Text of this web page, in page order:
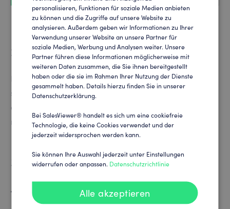
2. Positionierung des Trackingcodes
Die Platzierung des Trackingcodes direkt vor dem
schließenden </body>-Tag ist eine bewährte Praxis, da
es sicherstellt, dass der Code erst geladen wird,
nachdem der gesamte Inhalt der Seite geladen wurde.
3. Überprüfung der
Funktionsfähigkeit des
Trackingcodes
GERMAN
personalisieren, Funktionen für soziale Medien anbieten
zu können und die Zugriffe auf unsere Website zu
analysieren. Außerdem geben wir Informationen zu Ihrer
Verwendung unserer Website an unsere Partner für
soziale Medien, Werbung und Analysen weiter. Unsere
Partner führen diese Informationen möglicherweise mit
weiteren Daten zusammen, die Sie ihnen bereitgestellt
haben oder die sie im Rahmen Ihrer Nutzung der Dienste
gesammelt haben. Details hierzu finden Sie in unserer
Datenschutzerklärung.
Bei SalesViewer® handelt es sich um eine cookiefreie
Technologie, die keine Cookies verwendet und der
jederzeit widersprochen werden kann.
Sie können Ihre Auswahl jederzeit unter Einstellungen
widerrufen oder anpassen. Datenschutzrichtlinie
Alle akzeptieren